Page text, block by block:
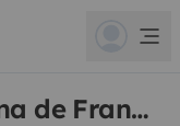
Autocaravana capuchina de Francisco Javier